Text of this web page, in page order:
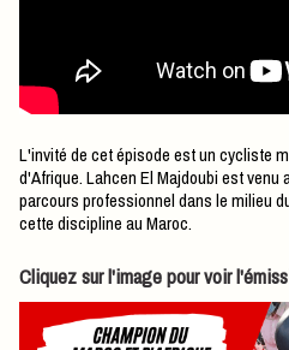
L'invité de cet épisode est un cycliste marocain, champion du Maroc et
d'Afrique. Lahcen El Majdoubi est venu
parcours professionnel dans le milieu
cette discipline au Maroc.
Cliquez sur l'image pour voir